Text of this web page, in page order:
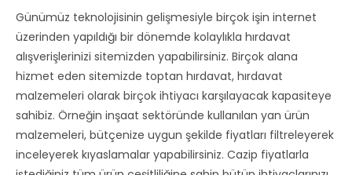
Günümüz teknolojisinin gelişmesiyle birçok işin internet
üzerinden yapıldığı bir dönemde kolaylıkla hırdavat
alışverişlerinizi sitemizden yapabilirsiniz. Birçok alana
hizmet eden sitemizde toptan hırdavat, hırdavat
malzemeleri olarak birçok ihtiyacı karşılayacak kapasiteye
sahibiz. Örneğin inşaat sektöründe kullanılan yan ürün
malzemeleri, bütçenize uygun şekilde fiyatları filtreleyerek
inceleyerek kıyaslamalar yapabilirsiniz. Cazip fiyatlarla